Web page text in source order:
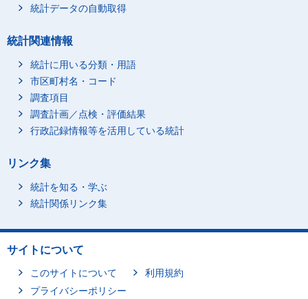
統計データの自動取得
統計関連情報
統計に用いる分類・用語
市区町村名・コード
調査項目
調査計画／点検・評価結果
行政記録情報等を活用している統計
リンク集
統計を知る・学ぶ
統計関係リンク集
サイトについて
このサイトについて
利用規約
プライバシーポリシー